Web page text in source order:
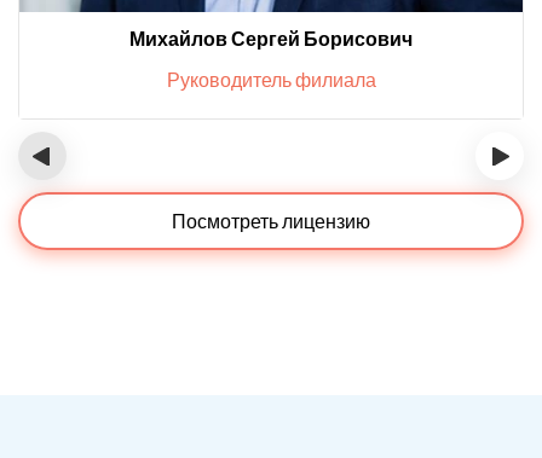
Михайлов Сергей Борисович
Руководитель филиала
‹ ›
Посмотреть лицензию